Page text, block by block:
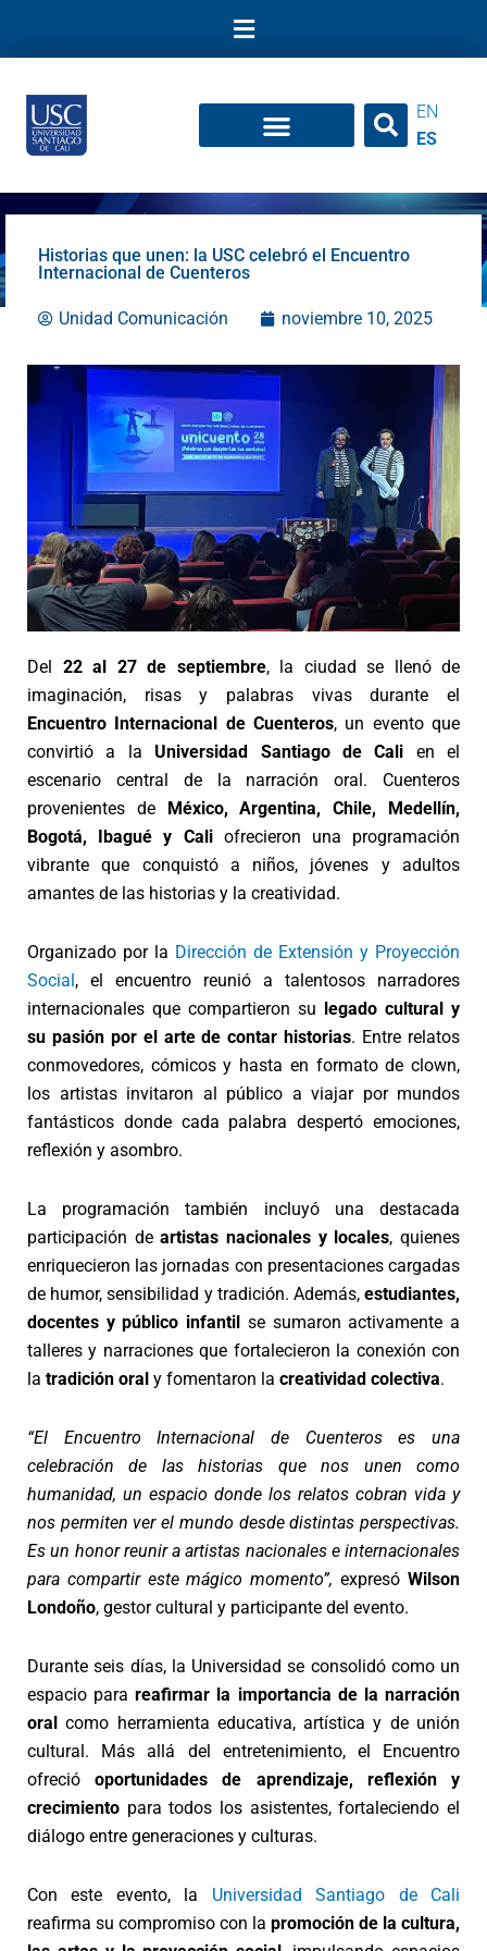
EN
ES
Historias que unen: la USC celebró el Encuentro
Internacional de Cuenteros
Unidad Comunicación noviembre 10, 2025
Del 22 al 27 de septiembre, la ciudad se llenó de
imaginación, risas y palabras vivas durante el
Encuentro Internacional de Cuenteros, un evento que
convirtió a laUniversidad Santiago de Cali en el
escenario central de la narración oral. Cuenteros
provenientes de México, Argentina, Chile, Medellín,
Bogotá, Ibagué y Caliofrecieron una programación
vibrante que conquistó a niños, jóvenes y adultos
amantes de las historias y la creatividad.
Organizado por la Dirección de Extensión y Proyección
Social, el encuentro reunió a talentosos narradores
internacionales que compartieron su legado cultural y
su pasión por el arte de contar historias. Entre relatos
conmovedores, cómicos y hasta en formato de clown,
los artistas invitaron al público a viajar por mundos
fantásticos donde cada palabra despertó emociones,
reflexión y asombro.
La programación también incluyó una destacada
participación deartistas nacionales y locales, quienes
enriquecieron las jornadas con presentaciones cargadas
de humor, sensibilidad y tradición. Además, estudiantes,
docentes y público infantil se sumaron activamente a
talleres y narraciones que fortalecieron la conexión con
la tradición oral y fomentaron la creatividad colectiva.
“El Encuentro Internacional de Cuenteros es una
celebración de las historias que nos unen como
humanidad, un espacio donde los relatos cobran vida y
nos permiten ver el mundo desde distintas perspectivas.
Es un honor reunir a artistas nacionales e internacionales
para compartir este mágico momento”, expresóWilson
Londoño, gestor cultural y participante del evento.
Durante seis días, la Universidad se consolidó como un
espacio parareafirmar la importancia de la narración
oral como herramienta educativa, artística y de unión
cultural. Más allá del entretenimiento, el Encuentro
ofrecióoportunidades de aprendizaje, reflexión y
crecimiento para todos los asistentes, fortaleciendo el
diálogo entre generaciones y culturas.
Con este evento, la Universidad Santiago de Cali
reafirma su compromiso con la promoción de la cultura,